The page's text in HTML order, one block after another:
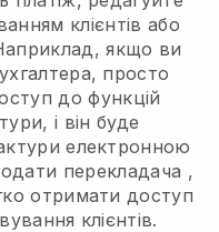
клієнтів або
якщо ви
просто
до функцій
і він буде
електронною
перекладача ,
отримати доступ
клієнтів.